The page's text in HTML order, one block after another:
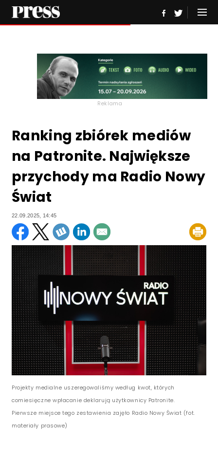
Reklama
Ranking zbiórek mediów
na Patronite. Największe
przychody ma Radio Nowy
Świat
22.09.2025, 14:45
Projekty medialne uszeregowaliśmy według kwot, których
comiesięczne wpłacanie deklarują użytkownicy Patronite.
Pierwsze miejsce tego zestawienia zajęło Radio Nowy Świat (fot.
materiały prasowe)